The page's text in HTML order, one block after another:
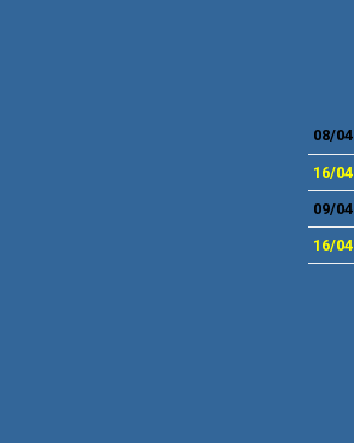
08/04
16/04
09/04
16/04